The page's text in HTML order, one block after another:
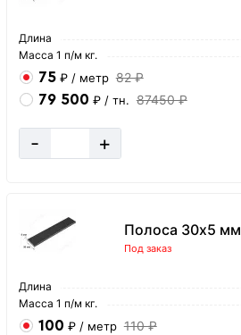
Длина
Масса 1 п/м кг.
75 ₽ / метр 82 ₽
79 500 ₽ / тн. 87450 ₽
- +
Полоса 30х5 мм
Под заказ
Длина
Масса 1 п/м кг.
100 ₽ / метр 110 ₽